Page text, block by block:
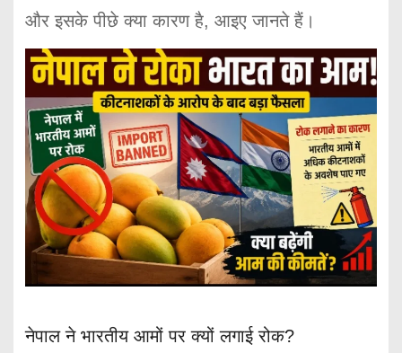
और इसके पीछे क्या कारण है, आइए जानते हैं।
नेपाल ने भारतीय आमों पर क्यों लगाई रोक?